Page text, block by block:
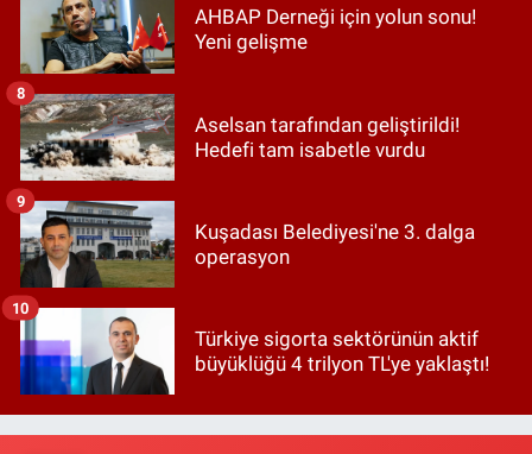
AHBAP Derneği için yolun sonu!
Yeni gelişme
Aselsan tarafından geliştirildi!
Hedefi tam isabetle vurdu
8
Kuşadası Belediyesi'ne 3. dalga
operasyon
9
Türkiye sigorta sektörünün aktif
büyüklüğü 4 trilyon TL'ye yaklaştı!
10